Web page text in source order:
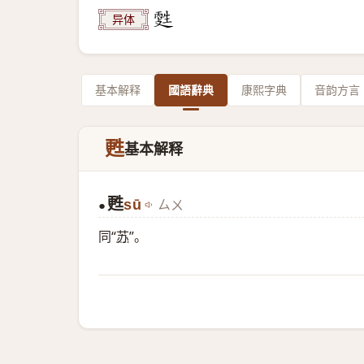
异体
基本解释 國語辭典 康熙字典 音韵方言
甦基本解释
● 甦sū ㄙㄨ
同“苏”。